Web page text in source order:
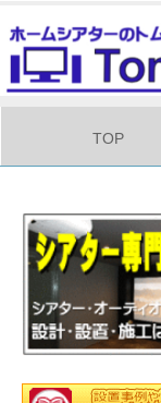
TOP